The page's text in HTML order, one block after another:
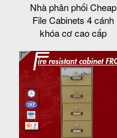
Nhà phân phối Cheap
File Cabinets 4 cánh
khóa cơ cao cấp